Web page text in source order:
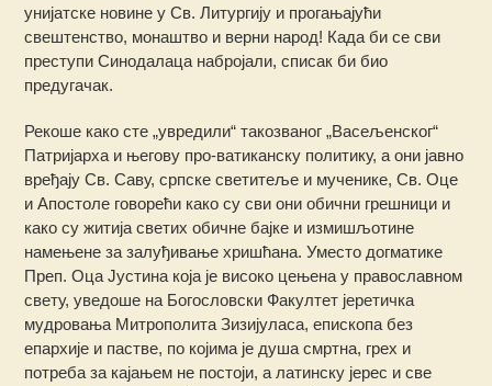
унијатске новине у Св. Литургију и прогањајући
свештенство, монаштво и верни народ! Када би се сви
преступи Синодалаца набројали, списак би био
предугачак.
Рекоше како сте „увредили“ такозваног „Васељенског“
Патријарха и његову про-ватиканску политику, а они јавно
вређају Св. Саву, српске светитеље и мученике, Св. Оце
и Апостоле говорећи како су сви они обични грешници и
како су житија светих обичне бајке и измишљотине
намењене за залуђивање хришћана. Уместо догматике
Преп. Оца Јустина која је високо цењена у православном
свету, уведоше на Богословски Факултет јеретичка
мудровања Митрополита Зизијуласа, епископа без
епархије и пастве, по којима је душа смртна, грех и
потреба за кајањем не постоји, а латинску јерес и све